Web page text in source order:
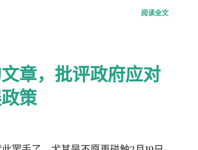
阅读全文
章，批评政府应对
策